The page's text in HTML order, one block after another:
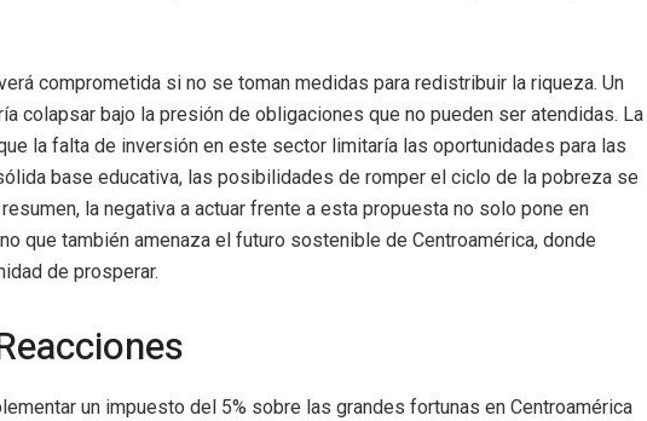
comprometida si no se toman medidas para redistribuir la riqueza. Un
colapsar bajo la presión de obligaciones que no pueden ser atendidas. La
la falta de inversión en este sector limitaría las oportunidades para las
base educativa, las posibilidades de romper el ciclo de la pobreza se
la negativa a actuar frente a esta propuesta no solo pone en
que también amenaza el futuro sostenible de Centroamérica, donde
de prosperar.
un impuesto del 5% sobre las grandes fortunas en Centroamérica